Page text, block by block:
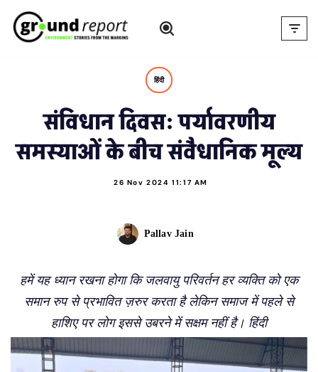
Skip
हिंदी
संविधान दिवस: पर्यावरणीय
समस्याओं के बीच संवैधानिक मूल्य
26 Nov 2024 11:17 AM
Pallav Jain
हमें यह ध्यान रखना होगा कि जलवायु परिवर्तन हर व्यक्ति को एक
समान रुप से प्रभावित ज़रुर करता है लेकिन समाज में पहले से
हाशिए पर लोग इससे उबरने में सक्षम नहीं है। हिंदी